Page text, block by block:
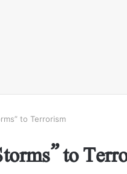
to Terrorism
to